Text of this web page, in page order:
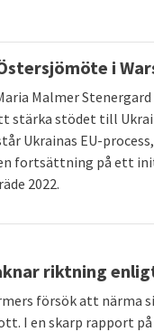
i
Malmer
stärka stödet till
Ukrainas EU-
fortsättning på ett
2022.
riktning
försök att närma
I en skarp rapport på